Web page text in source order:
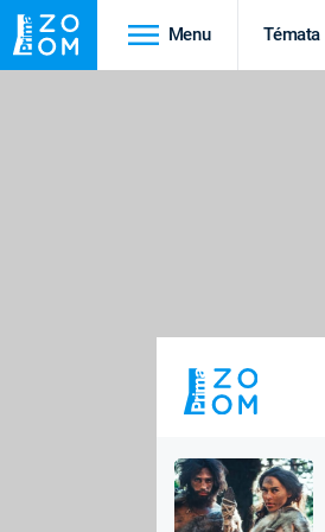
Menu Témata